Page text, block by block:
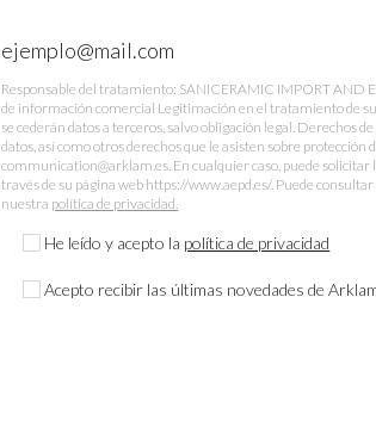
Responsable del tratamiento: SANICERAMIC IMPORT AND
de información comercial Legitimación en el tratamiento de
se cederán datos a terceros, salvo obligación legal. Derechos
datos, así como otros derechos que le asisten sobre protección
communication@arklam.es. En cualquier caso, puede solicitar
través de su página web https://www.aepd.es/. Puede
nuestra política de privacidad.
He leído y acepto la política de privacidad
Acepto recibir las últimas novedades de